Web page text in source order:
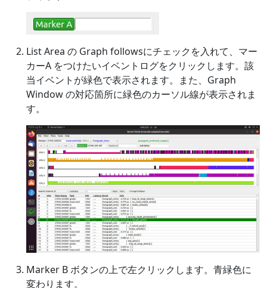
List Area の Graph followsにチェックを入れて、マー
カーA をつけたいイベントログをクリックします。該
当イベントが緑色で表示されます。また、Graph
Window の対応箇所に緑色のカーソル線が表示されま
す。
Marker B ボタンの上で左クリックします。青緑色に
変わります。